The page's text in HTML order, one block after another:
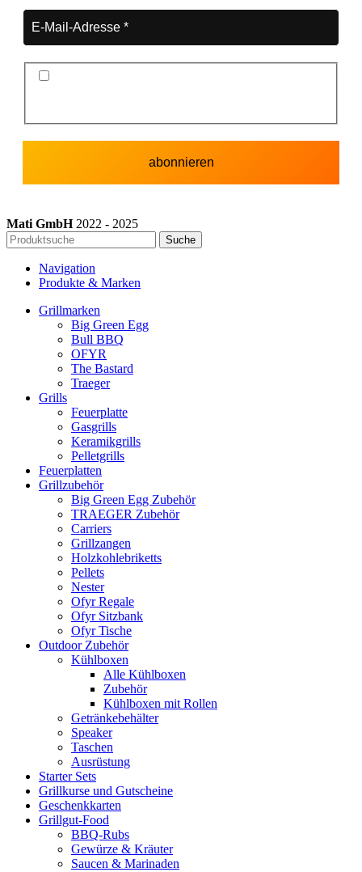
Mati GmbH 2022 - 2025
Suche
Navigation
Produkte & Marken
Grillmarken
Big Green Egg
Bull BBQ
OFYR
The Bastard
Traeger
Grills
Feuerplatte
Gasgrills
Keramikgrills
Pelletgrills
Feuerplatten
Grillzubehör
Big Green Egg Zubehör
TRAEGER Zubehör
Carriers
Grillzangen
Holzkohlebriketts
Pellets
Nester
Ofyr Regale
Ofyr Sitzbank
Ofyr Tische
Outdoor Zubehör
Kühlboxen
Alle Kühlboxen
Zubehör
Kühlboxen mit Rollen
Getränkebehälter
Speaker
Taschen
Ausrüstung
Starter Sets
Grillkurse und Gutscheine
Geschenkkarten
Grillgut-Food
BBQ-Rubs
Gewürze & Kräuter
Saucen & Marinaden